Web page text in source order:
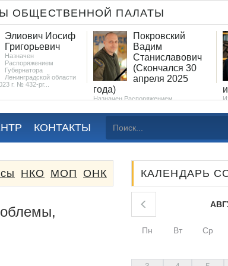
ОБЩЕСТВЕННОЙ ПАЛАТЫ
Элиович Иосиф
Григорьевич
Назначен
Распоряжением
Губернатора
Ленинградской области
г. № 432-рг...
Покровский
Вадим
Станиславович
(Скончался 30
апреля 2025
года)
Назначен Распоряжением
от 5 июня 2023 г. № 432-рг...
КОНТАКТЫ
ОНК
МОП
НКО КАЛЕНДАРЬ
Пн Вт Ср